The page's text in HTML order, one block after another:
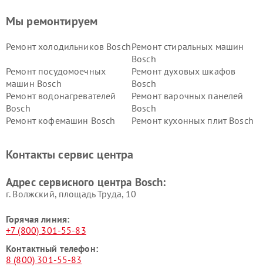
Мы ремонтируем
Ремонт холодильников BoschРемонт стиральных машин
Bosch
Ремонт посудомоечных
машин Bosch
Ремонт духовых шкафов
Bosch
Ремонт водонагревателей
Bosch
Ремонт варочных панелей
Bosch
Ремонт кофемашин Bosch
Ремонт кухонных плит Bosch
Ремонт сушильных автоматовРемонт морозильных камер
Контакты сервис центра
Адрес сервисного центра Bosch:
г. Волжский, площадь Труда, 10
Горячая линия:
+7 (800) 301-55-83
Контактный телефон:
8 (800) 301-55-83